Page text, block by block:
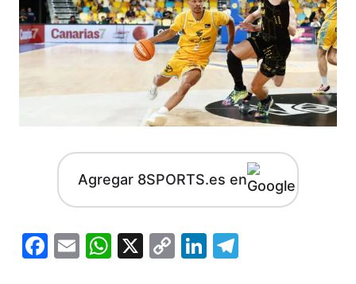
Agregar 8SPORTS.es en
Facebook
EmailWhatsApp
X
CopyLinkedIn